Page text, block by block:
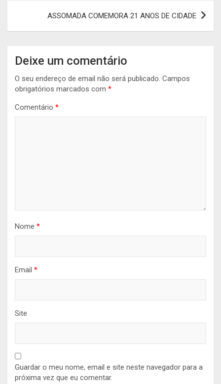
ASSOMADA COMEMORA 21 ANOS DE CIDADE
Deixe um comentário
O seu endereço de email não será publicado. Campos
obrigatórios marcados com *
Comentário *
Nome *
Email *
Site
Guardar o meu nome, email e site neste navegador para a
próxima vez que eu comentar.